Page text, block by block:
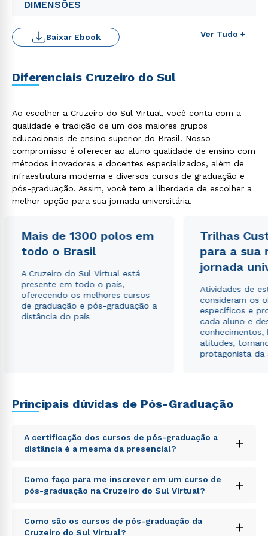
DIMENSÕES
Ver Tudo +
Baixar Ebook
Diferenciais Cruzeiro do Sul
Ao escolher a Cruzeiro do Sul Virtual, você conta com a
qualidade e tradição de um dos maiores grupos
educacionais de ensino superior do Brasil. Nosso
compromisso é oferecer ao aluno qualidade de ensino com
métodos inovadores e docentes especializados, além de
infraestrutura moderna e diversos cursos de graduação e
pós-graduação. Assim, você tem a liberdade de escolher a
melhor opção para sua jornada universitária.
Mais de 1300 polos em
todo o Brasil
A Cruzeiro do Sul Virtual está
presente em todo o país,
oferecendo os melhores cursos
de graduação e pós-graduação a
distância do país
Trilhas
para a sua
jornada
Atividades de
consideram os
específicos e
cada aluno e
conhecimentos,
atitudes,
protagonista da
Principais dúvidas de Pós-Graduação
A certificação dos cursos de pós-graduação a
distância é a mesma da presencial?
+
Sed ut perspiciatis unde omnis iste natus error sit
voluptatem accusantium doloremque laudantium,
totam rem aperiam, eaque ipsa quae ab illo inventore
explicabo. Nemo enim ipsam voluptatem quia
voluptas sit aspernatur aut odit aut fugit, sed quia
Como faço para me inscrever em um curso de
pós-graduação na Cruzeiro do Sul Virtual?
+
Sed ut perspiciatis unde omnis iste natus error sit
voluptatem accusantium doloremque laudantium,
Como são os cursos de pós-graduação da
Cruzeiro do Sul Virtual?
+
WhatsApp
ou
autorizo que meus dados sejam utilizados para o
envio de conteúdos da Cruzeiro do Sul.